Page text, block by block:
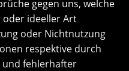
gegen uns, welche
oder ideeller Art
oder Nichtnutzung
respektive durch
und fehlerhafter